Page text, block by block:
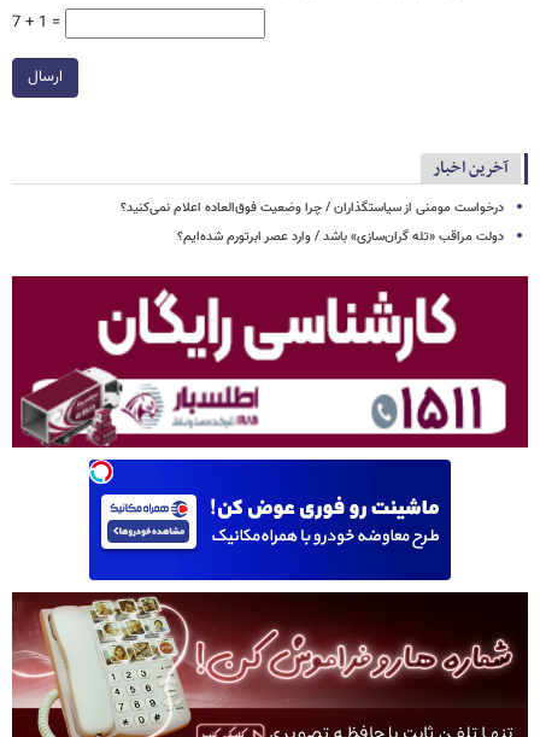
7 + 1 =
ارسال
آخرین اخبار
درخواست مومنی از سیاستگذاران / چرا وضعیت فوق‌العاده اعلام نمی‌کنید؟
دولت مراقب «تله گران‌سازی» باشد / وارد عصر ابرتورم شده‌ایم؟